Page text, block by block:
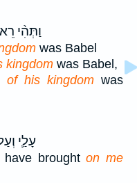
וַתְּהִ֨י
was Babel
kingdom was Babel,
of his kingdomwas
עָלַ֛י
have broughton me